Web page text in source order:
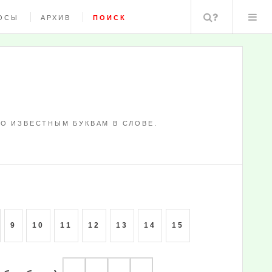
АРХИВ ПОИСК Поиск
ИЗВЕСТНЫМ БУКВАМ В СЛОВЕ.
9 10 11 12 13 14 15